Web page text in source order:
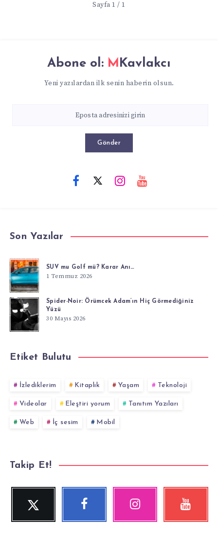
Sayfa 1 / 1
Abone ol: MKavlakcı
Yeni yazılardan ilk senin haberin olsun.
Gönder
Son Yazılar
SUV mu Golf mü? Karar Anı…
1 Temmuz 2026
Spider-Noir: Örümcek Adam’ın Hiç Görmediğiniz
Yüzü
30 Mayıs 2026
Etiket Bulutu
İzlediklerim Kitaplık Yaşam Teknoloji
Videolar Eleştiri yorum Tanıtım Yazıları
Web İç sesim Mobil
Takip Et!
Twitter Facebook Instagram
Fotoğraflarımız!
YouTube
Videolara